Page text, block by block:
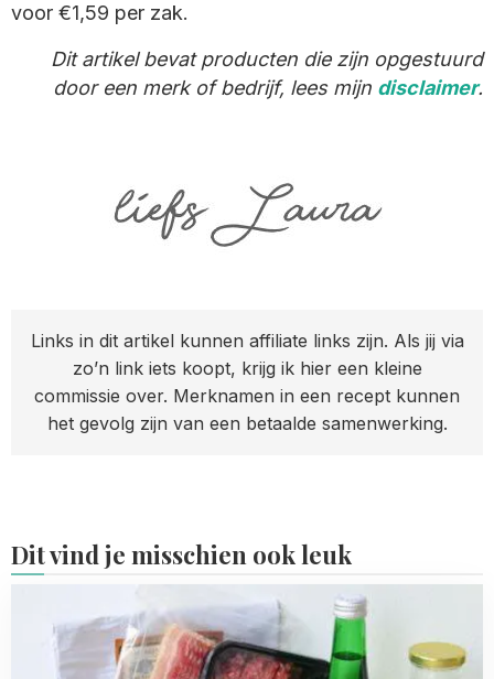
voor €1,59 per zak.
Dit artikel bevat producten die zijn opgestuurd
door een merk of bedrijf, lees mijn disclaimer.
Links in dit artikel kunnen affiliate links zijn. Als jij via
zo’n link iets koopt, krijg ik hier een kleine
commissie over. Merknamen in een recept kunnen
het gevolg zijn van een betaalde samenwerking.
Dit vind je misschien ook leuk
more
about